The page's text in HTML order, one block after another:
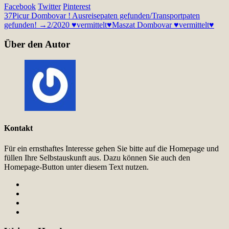
Facebook Twitter Pinterest
37Picur Dombovar ! Ausreisepaten gefunden/Transportpaten
gefunden! →2/2020 ♥vermittelt♥Maszat Dombovar ♥vermittelt♥
Über den Autor
Kontakt
Für ein ernsthaftes Interesse gehen Sie bitte auf die Homepage und
füllen Ihre Selbstauskunft aus. Dazu können Sie auch den
Homepage-Button unter diesem Text nutzen.